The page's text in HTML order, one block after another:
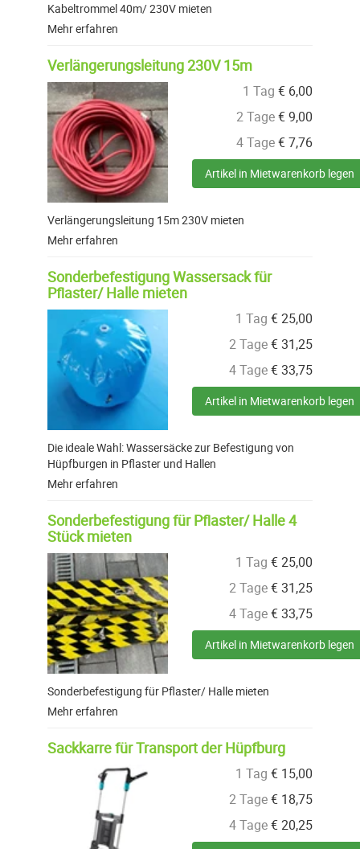
Kabeltrommel 40m/ 230V mieten
Mehr erfahren
Verlängerungsleitung 230V 15m
1 Tag € 6,00
2 Tage€9,00
4 Tage€7,76
Artikel in Mietwarenkorb legen
Verlängerungsleitung 15m 230V mieten
Mehr erfahren
Sonderbefestigung Wassersack für
Pflaster/ Halle mieten
1 Tag €25,00
2 Tage€31,25
4 Tage€33,75
Artikel in Mietwarenkorb legen
Die ideale Wahl: Wassersäcke zur Befestigung von
Hüpfburgen in Pflaster und Hallen
Mehr erfahren
Sonderbefestigung für Pflaster/ Halle 4
Stück mieten
1 Tag €25,00
2 Tage€31,25
4 Tage€33,75
Artikel in Mietwarenkorb legen
Sonderbefestigung für Pflaster/ Halle mieten
Mehr erfahren
Sackkarre für Transport der Hüpfburg
1 Tag € 15,00
2 Tage€ 18,75
4 Tage€20,25